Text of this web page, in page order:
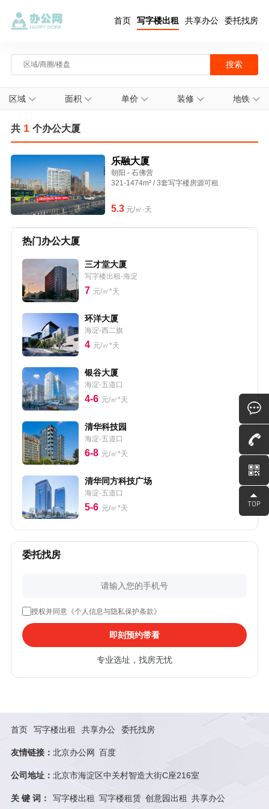
首页 写字楼出租 共享办公 委托找房
区域 面积 单价 装修 地铁
共 1 个办公大厦
乐融大厦
朝阳 - 石佛营
321-1474m² / 3套写字楼房源可租
5.3元/㎡·天
热门办公大厦
三才堂大厦
写字楼出租-海淀
7 元/㎡*天
环洋大厦
海淀-西二旗
4 元/㎡*天
银谷大厦
海淀-五道口
4-6 元/㎡*天
清华科技园
海淀-五道口
6-8 元/㎡*天
清华同方科技广场
海淀-五道口
5-6 元/㎡*天
委托找房
授权并同意《个人信息与隐私保护条款》
即刻预约带看
专业选址，找房无忧
首页 写字楼出租 共享办公 委托找房
友情链接： 北京办公网 百度
公司地址： 北京市海淀区中关村智造大街C座216室
关 键 词： 写字楼出租 写字楼租赁 创意园出租 共享办公